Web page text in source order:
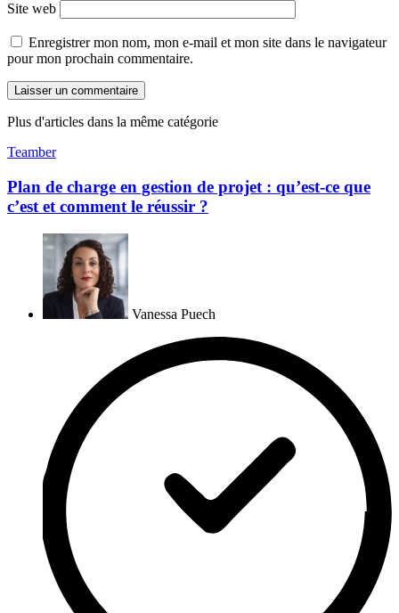
Site web
Enregistrer mon nom, mon e-mail et mon site dans le navigateur
pour mon prochain commentaire.
Plus d'articles dans la même catégorie
Teamber
Plan de charge en gestion de projet : qu’est-ce que
c’est et comment le réussir ?
Vanessa Puech